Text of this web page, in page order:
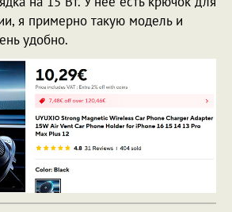
я примерно такую модель и
удобно.